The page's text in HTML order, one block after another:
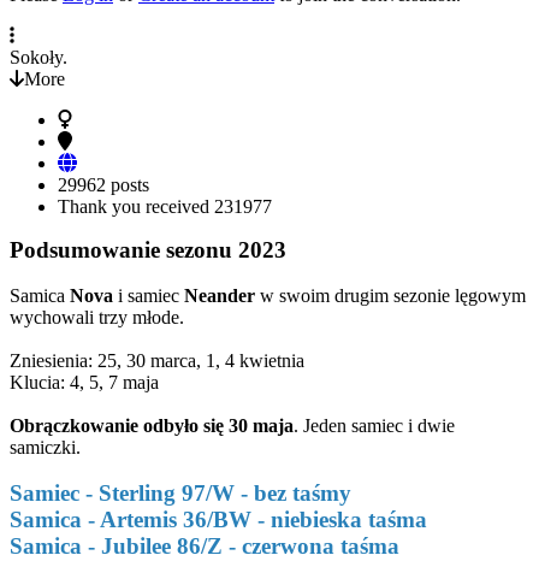
Sokoły.
More
29962 posts
Thank you received 231977
Podsumowanie sezonu 2023
Samica Nova i samiec Neander w swoim drugim sezonie lęgowym
wychowali trzy młode.
Zniesienia: 25, 30 marca, 1, 4 kwietnia
Klucia: 4, 5, 7 maja
Obrączkowanie odbyło się 30 maja. Jeden samiec i dwie
samiczki.
Samiec - Sterling 97/W - bez taśmy
Samica - Artemis 36/BW - niebieska taśma
Samica - Jubilee 86/Z - czerwona taśma